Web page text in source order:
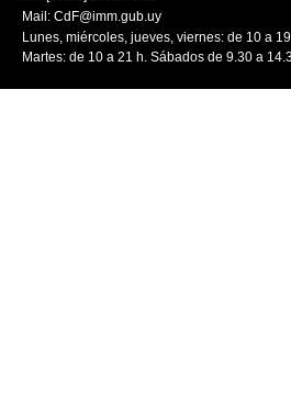
Mail: CdF@imm.gub.uy
Lunes, miércoles, jueves, viernes: de 10 a
Martes: de 10 a 21 h. Sábados de 9.30 a